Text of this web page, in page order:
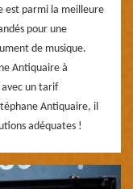
est parmi la meilleure
pour une
de musique.
Antiquaire à
un tarif
Antiquaire, il
adéquates !